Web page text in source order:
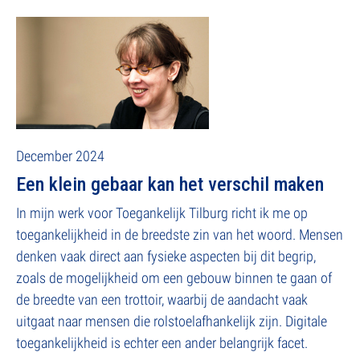
December 2024
Een klein gebaar kan het verschil maken
In mijn werk voor Toegankelijk Tilburg richt ik me op
toegankelijkheid in de breedste zin van het woord. Mensen
denken vaak direct aan fysieke aspecten bij dit begrip,
zoals de mogelijkheid om een gebouw binnen te gaan of
de breedte van een trottoir, waarbij de aandacht vaak
uitgaat naar mensen die rolstoelafhankelijk zijn. Digitale
toegankelijkheid is echter een ander belangrijk facet.